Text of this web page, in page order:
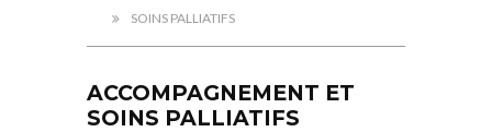
SOINS PALLIATIFS
ACCOMPAGNEMENT ET
SOINS PALLIATIFS